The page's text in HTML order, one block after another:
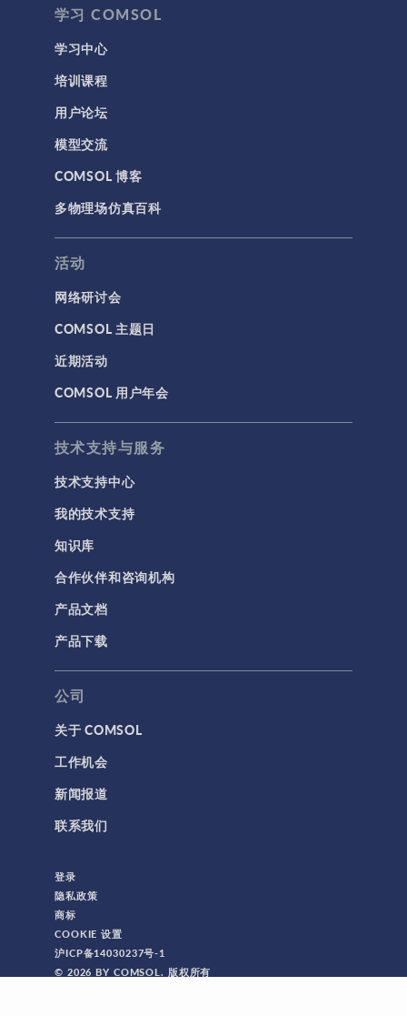
学习 COMSOL
学习中心
培训课程
用户论坛
模型交流
COMSOL 博客
多物理场仿真百科
活动
网络研讨会
COMSOL 主题日
近期活动
COMSOL 用户年会
技术支持与服务
技术支持中心
我的技术支持
知识库
合作伙伴和咨询机构
产品文档
产品下载
公司
关于 COMSOL
工作机会
新闻报道
联系我们
登录
隐私政策
商标
COOKIE 设置
沪ICP备14030237号-1
© 2026 BY COMSOL. 版权所有